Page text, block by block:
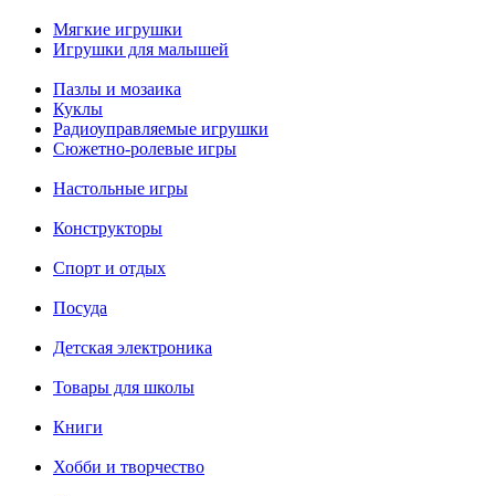
Мягкие игрушки
Игрушки для малышей
Пазлы и мозаика
Куклы
Радиоуправляемые игрушки
Сюжетно-ролевые игры
Настольные игры
Конструкторы
Спорт и отдых
Посуда
Детская электроника
Товары для школы
Книги
Хобби и творчество